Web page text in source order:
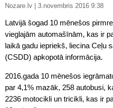
Nozare.lv | 3.novembris 2016 9:38
Latvijā šogad 10 mēnešos
vieglajām automašīnām, kas ir
laikā gadu iepriekš, liecina Ceļu
(CSDD) apkopotā informācija.
2016.gada 10 mēnešos
par 4,1% mazāk, 258 autobusi,
2236 motocikli un tricikli, kas ir